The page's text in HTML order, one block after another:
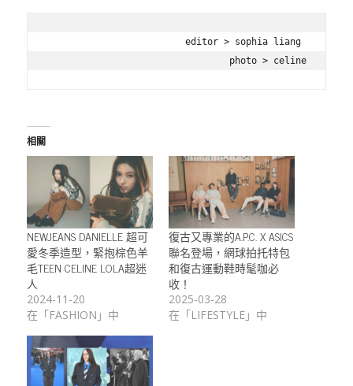
editor > sophia liang
photo > celine
相關
NEWJEANS DANIELLE 超可
愛冬季造型，緊抱棕色羊
毛TEEN CELINE LOLA超迷
人
2024-11-20
在「FASHION」中
復古又專業的A.P.C. X ASICS
聯名登場，網球拍托特包
和復古運動鞋時髦咖必
收！
2025-03-28
在「LIFESTYLE」中